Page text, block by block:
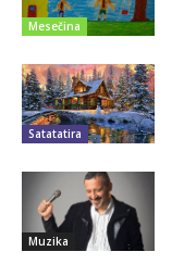
Mesečina
Satatatira
Muzika